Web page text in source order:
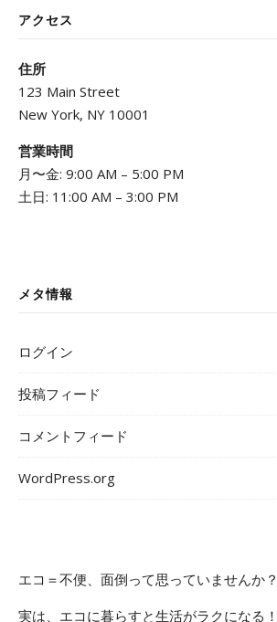
アクセス
住所
123 Main Street
New York, NY 10001
営業時間
月〜金: 9:00 AM – 5:00 PM
土日: 11:00 AM – 3:00 PM
メタ情報
ログイン
投稿フィード
コメントフィード
WordPress.org
エコ＝不便、面倒って思っていませんか？
実は、エコに暮らすと生活がラクになる！